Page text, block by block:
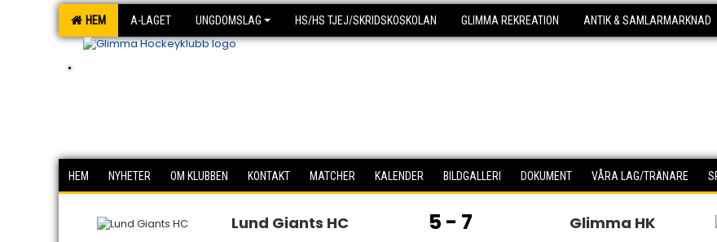
HEM A-LAGET UNGDOMSLAG HS/HS TJEJ/SKRIDSKOSKOLAN GLIMMA REKREATION ANTIK & SAMLARMARKNAD
.
HEM NYHETER OM KLUBBEN KONTAKT MATCHER KALENDER BILDGALLERI DOKUMENT VÅRA LAG/TRÄNARE
Lund Giants HC 5 - 7 Glimma HK